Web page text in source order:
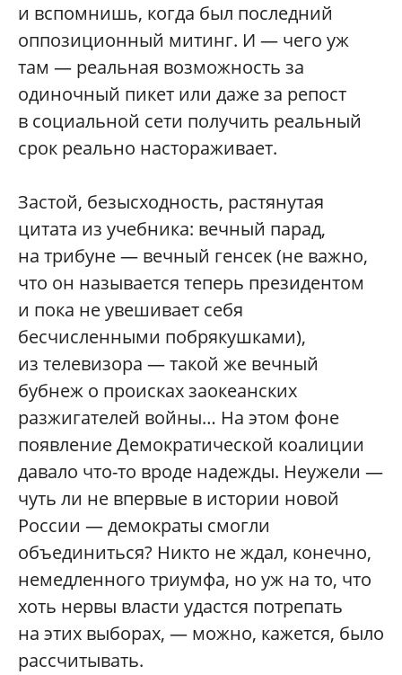
и вспомнишь, когда был последний
оппозиционный митинг. И — чего уж
там — реальная возможность за
одиночный пикет или даже за репост
в социальной сети получить реальный
срок реально настораживает.
Застой, безысходность, растянутая
цитата из учебника: вечный парад,
на трибуне — вечный генсек (не важно,
что он называется теперь президентом
и пока не увешивает себя
бесчисленными побрякушками),
из телевизора — такой же вечный
бубнеж о происках заокеанских
разжигателей войны… На этом фоне
появление Демократической коалиции
давало что-то вроде надежды. Неужели —
чуть ли не впервые в истории новой
России — демократы смогли
объединиться? Никто не ждал, конечно,
немедленного триумфа, но уж на то, что
хоть нервы власти удастся потрепать
на этих выборах, — можно, кажется, было
рассчитывать.